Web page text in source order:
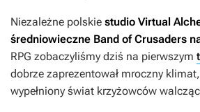
Niezależne polskie studio Virtual
średniowieczne Band of Crusaders
RPG zobaczyliśmy dziś na pierwszym
dobrze zaprezentował mroczny
wypełniony świat krzyżowców